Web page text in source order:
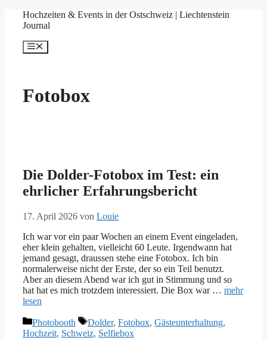
SpringeHochzeiten & Events in der Ostschweiz | Liechtenstein
Journal
Menü
Fotobox
Die Dolder-Fotobox im Test: ein
ehrlicher Erfahrungsbericht
17. April 2026 von Louie
Ich war vor ein paar Wochen an einem Event eingeladen,
eher klein gehalten, vielleicht 60 Leute. Irgendwann hat
jemand gesagt, draussen stehe eine Fotobox. Ich bin
normalerweise nicht der Erste, der so ein Teil benutzt.
Aber an diesem Abend war ich gut in Stimmung und so
hat hat es mich trotzdem interessiert. Die Box war … mehr
lesen
Kategorien
Photobooth Tags
Dolder, Fotobox, Gästeunterhaltung,
Hochzeit, Schweiz, Selfiebox